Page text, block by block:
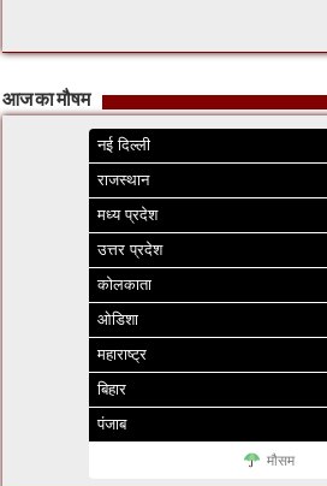
आज का मौषम
नई दिल्ली
राजस्थान
मध्य प्रदेश
उत्तर प्रदेश
कोलकाता
ओडिशा
महाराष्ट्र
बिहार
पंजाब
मौसम